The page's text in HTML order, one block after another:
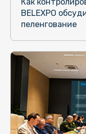
Как
BELEXPO
пеленгование